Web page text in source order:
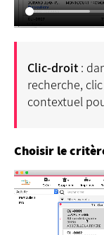
Clic-droit :
recherche,
contextuel
Choisir le